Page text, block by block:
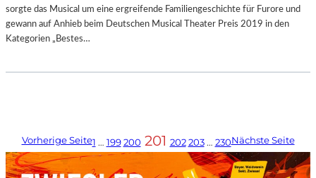
sorgte das Musical um eine ergreifende Familiengeschichte für Furore und
gewann auf Anhieb beim Deutschen Musical Theater Preis 2019 in den
Kategorien „Bestes…
Vorherige Seite1 … 199 200 201 202 203 … 230Nächste Seite